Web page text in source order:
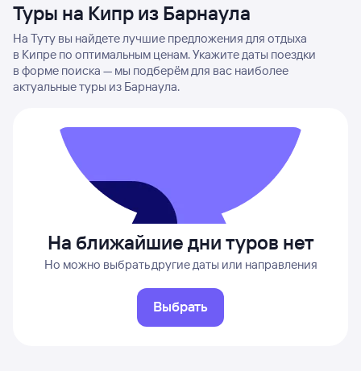
Туры на Кипр из Барнаула
На Туту вы найдете лучшие предложения для отдыха
в Кипре по оптимальным ценам. Укажите даты поездки
в форме поиска — мы подберём для вас наиболее
актуальные туры из Барнаула.
На ближайшие дни туров нет
Но можно выбрать другие даты или направления
Выбрать